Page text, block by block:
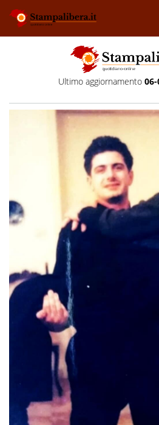
Ultimo aggiornamento